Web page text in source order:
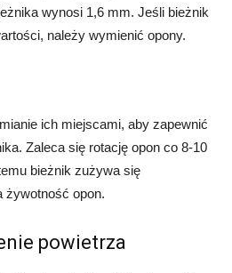
wynosi 1,6 mm. Jeśli bieżnik
należy wymienić opony.
ich miejscami, aby zapewnić
Zaleca się rotację opon co 8-10
bieżnik zużywa się
żywotność opon.
powietrza